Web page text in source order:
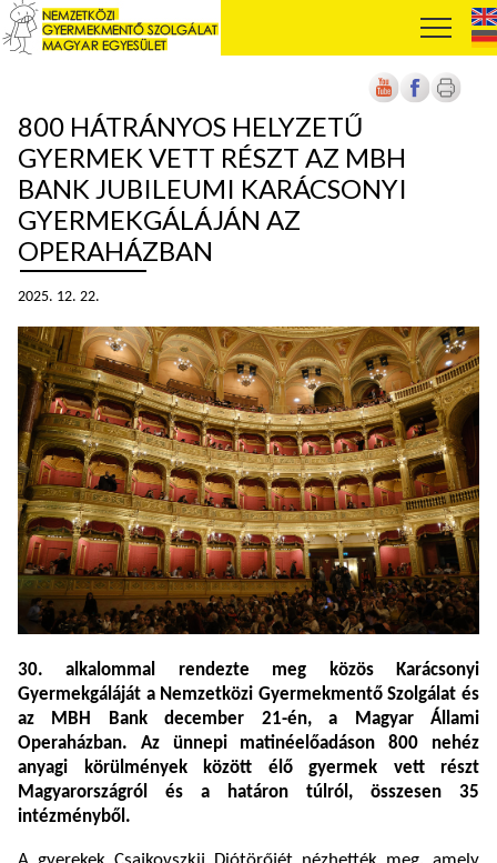
800 HÁTRÁNYOS HELYZETŰ
GYERMEK VETT RÉSZT AZ MBH
BANK JUBILEUMI KARÁCSONYI
GYERMEKGÁLÁJÁN AZ
OPERAHÁZBAN
2025. 12. 22.
30. alkalommal rendezte meg közös Karácsonyi
Gyermekgáláját a Nemzetközi Gyermekmentő Szolgálat és
az MBH Bank december 21-én, a Magyar Állami
Operaházban. Az ünnepi matinéelőadáson 800 nehéz
anyagi körülmények között élő gyermek vett részt
Magyarországról és a határon túlról, összesen 35
intézményből.